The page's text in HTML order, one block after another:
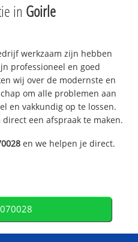
in Goirle
werkzaam zijn hebben
professioneel en goed
wij over de modernste en
om alle problemen aan
en vakkundig op te lossen.
een afspraak te maken.
en we helpen je direct.